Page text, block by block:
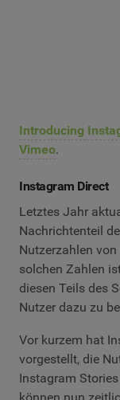
Introducing
Vimeo.
Instagram Direct
Letztes Jahr
Nachrichtenteil
Nutzerzahlen
solchen Zahlen
diesen Teils des
Nutzer dazu zu
Vor kurzem hat
vorgestellt, die
Instagram